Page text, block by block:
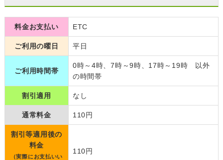
料金お支払い ETC
ご利用の曜日 平日
ご利用時間帯
0時～4時、7時～9時、17時～19時 以外
の時間帯
割引適用 なし
通常料金 110円
割引等適用後の
料金
（実際にお支払いい
110円